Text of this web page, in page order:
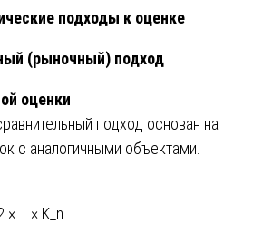
подходы к оценке
(рыночный) подход
оценки
подход основан на
с аналогичными объектами.
× … × K_n